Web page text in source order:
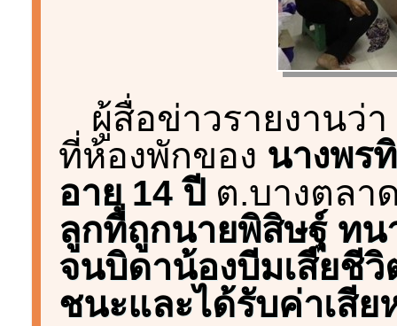
ผู้สื่อข่าวรายงานว่า
ที่ห้องพักของ นางพร
อายุ 14 ปีต.บางตลา
ลูกที่ถูกนายพิสิษฐ์ ท
จนบิดาน้องบีมเสียชี
ชนะและได้รับค่าเสีย